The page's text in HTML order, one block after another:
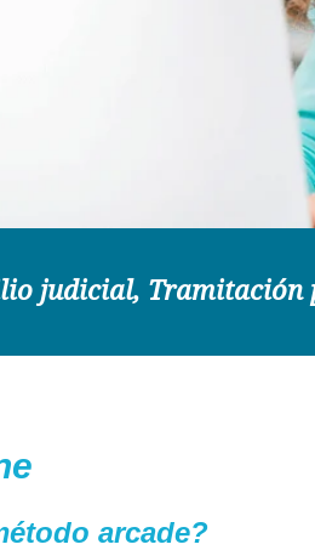
judicial, Tramitación
arcade?